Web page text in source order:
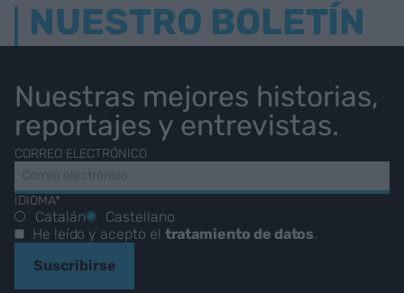
NUESTRO BOLETÍN
Nuestras mejores historias,
reportajes y entrevistas.
CORREO ELECTRÓNICO
IDIOMA*
Catalán
Castellano
He leído y acepto el tratamiento de datos.
Suscribirse